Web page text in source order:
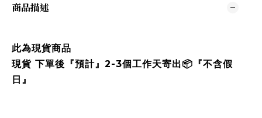
商品描述
此為現貨商品
現貨 下單後『預計』2-3個工作天寄出📦『不含假
日』